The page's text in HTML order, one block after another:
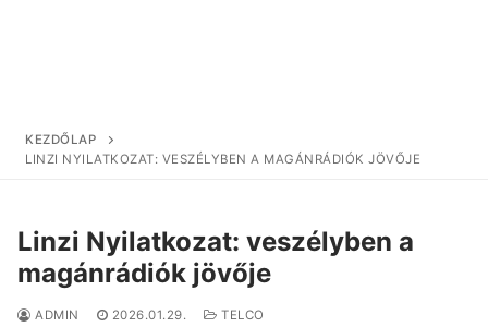
KEZDŐLAP
LINZI NYILATKOZAT: VESZÉLYBEN A MAGÁNRÁDIÓK JÖVŐJE
Linzi Nyilatkozat: veszélyben a
magánrádiók jövője
ADMIN 2026.01.29. TELCO